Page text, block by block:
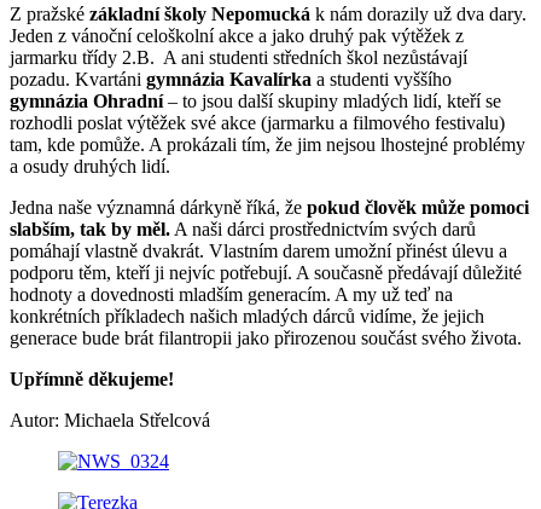
Z pražské základní školy Nepomucká k nám dorazily už dva dary.
Jeden z vánoční celoškolní akce a jako druhý pak výtěžek z
jarmarku třídy 2.B. A ani studenti středních škol nezůstávají
pozadu. Kvartáni gymnázia Kavalírka a studenti vyššího
gymnázia Ohradní– to jsou další skupiny mladých lidí, kteří se
rozhodli poslat výtěžek své akce (jarmarku a filmového festivalu)
tam, kde pomůže. A prokázali tím, že jim nejsou lhostejné problémy
a osudy druhých lidí.
Jedna naše významná dárkyně říká, že pokud člověk může pomoci
slabším, tak by měl. A naši dárci prostřednictvím svých darů
pomáhají vlastně dvakrát. Vlastním darem umožní přinést úlevu a
podporu těm, kteří ji nejvíc potřebují. A současně předávají důležité
hodnoty a dovednosti mladším generacím. A my už teď na
konkrétních příkladech našich mladých dárců vidíme, že jejich
generace bude brát filantropii jako přirozenou součást svého života.
Upřímně děkujeme!
Autor: Michaela Střelcová